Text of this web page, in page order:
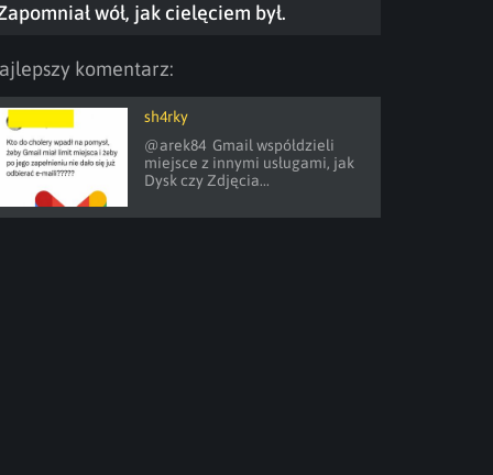
wół, jak cielęciem był.
komentarz:
sh4rky
@arek84  Gmail współdzieli
miejsce z innymi usługami, jak
Dysk czy Zdjęcia...